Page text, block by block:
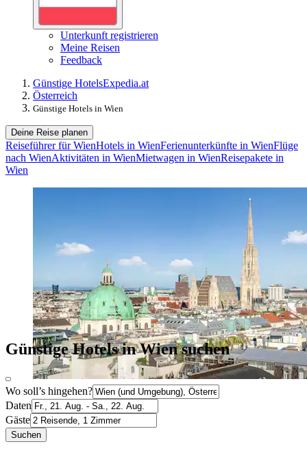
Unterkunft registrieren
Meine Reisen
Feedback
Günstige HotelsExpedia.at
Österreich
Günstige Hotels in Wien
Deine Reise planen
Reiseführer für WienHotels in WienFerienunterkünfte in WienFlüge
nach WienAktivitäten in WienMietwagen in WienReisepakete in
Wien
Günstige Hotels in Wien suchen
Wo soll’s hingehen?
Daten
Gäste
Suchen